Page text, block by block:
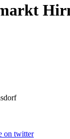
on twitter